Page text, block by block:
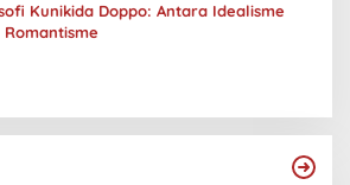
Kunikida Doppo: Antara Idealisme
Romantisme